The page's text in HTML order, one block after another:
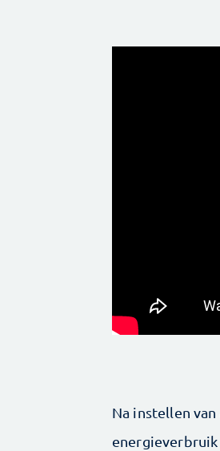
Na instellen